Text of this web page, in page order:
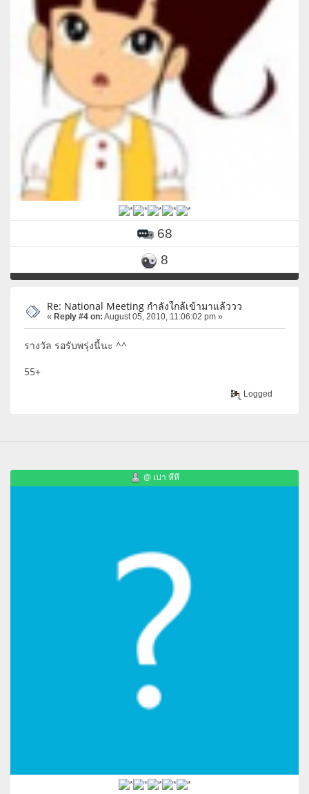
68
8
Re: National Meeting กำลังใกล้เข้ามาแล้ววว
« Reply #4 on: August 05, 2010, 11:06:02 pm »
รางวัล รอรับพรุ่งนี้นะ ^^
55+
Logged
@ เปา หึหึ